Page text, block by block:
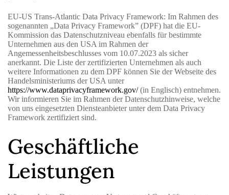
EU-US Trans-Atlantic Data Privacy Framework: Im Rahmen des
sogenannten „Data Privacy Framework” (DPF) hat die EU-
Kommission das Datenschutzniveau ebenfalls für bestimmte
Unternehmen aus den USA im Rahmen der
Angemessenheitsbeschlusses vom 10.07.2023 als sicher
anerkannt. Die Liste der zertifizierten Unternehmen als auch
weitere Informationen zu dem DPF können Sie der Webseite des
Handelsministeriums der USA unter
https://www.dataprivacyframework.gov/(in Englisch) entnehmen.
Wir informieren Sie im Rahmen der Datenschutzhinweise, welche
von uns eingesetzten Diensteanbieter unter dem Data Privacy
Framework zertifiziert sind.
Geschäftliche
Leistungen